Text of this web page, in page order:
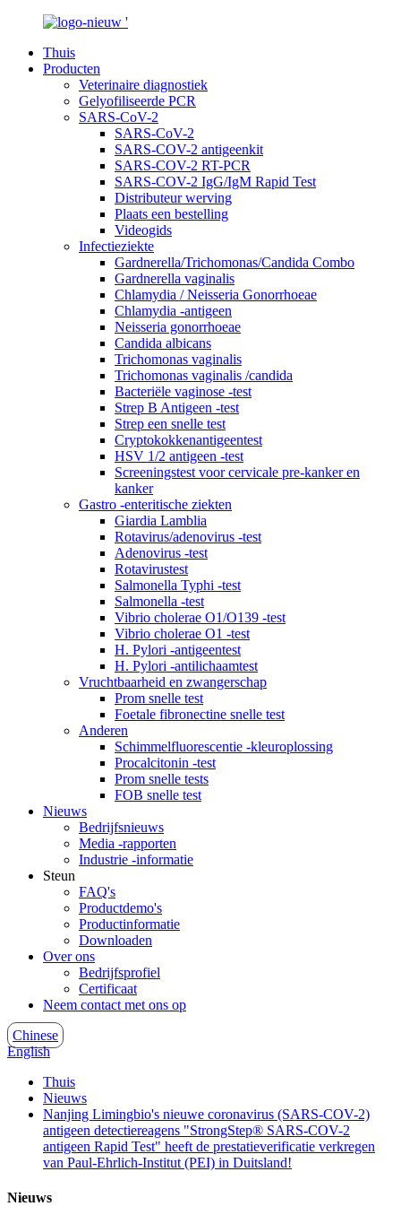
Thuis
Producten
Veterinaire diagnostiek
Gelyofiliseerde PCR
SARS-CoV-2
SARS-CoV-2
SARS-COV-2 antigeenkit
SARS-COV-2 RT-PCR
SARS-COV-2 IgG/IgM Rapid Test
Distributeur werving
Plaats een bestelling
Videogids
Infectieziekte
Gardnerella/Trichomonas/Candida Combo
Gardnerella vaginalis
Chlamydia / Neisseria Gonorrhoeae
Chlamydia -antigeen
Neisseria gonorrhoeae
Candida albicans
Trichomonas vaginalis
Trichomonas vaginalis /candida
Bacteriële vaginose -test
Strep B Antigeen -test
Strep een snelle test
Cryptokokkenantigeentest
HSV 1/2 antigeen -test
Screeningstest voor cervicale pre-kanker en
kanker
Gastro -enteritische ziekten
Giardia Lamblia
Rotavirus/adenovirus -test
Adenovirus -test
Rotavirustest
Salmonella Typhi -test
Salmonella -test
Vibrio cholerae O1/O139 -test
Vibrio cholerae O1 -test
H. Pylori -antigeentest
H. Pylori -antilichaamtest
Vruchtbaarheid en zwangerschap
Prom snelle test
Foetale fibronectine snelle test
Anderen
Schimmelfluorescentie -kleuroplossing
Procalcitonin -test
Prom snelle tests
FOB snelle test
Nieuws
Bedrijfsnieuws
Media -rapporten
Industrie -informatie
Steun
FAQ's
Productdemo's
Productinformatie
Downloaden
Over ons
Bedrijfsprofiel
Certificaat
Neem contact met ons op
Chinese
English
Thuis
Nieuws
Nanjing Limingbio's nieuwe coronavirus (SARS-COV-2)
antigeen detectiereagens "StrongStep® SARS-COV-2
antigeen Rapid Test" heeft de prestatieverificatie verkregen
van Paul-Ehrlich-Institut (PEI) in Duitsland!
Nieuws